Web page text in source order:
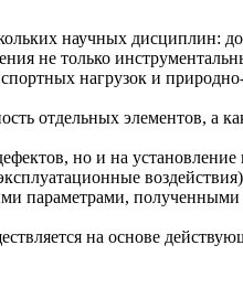
научных дисциплин:
не только
нагрузок и
отдельных элементов, а
но и на
параметрами,
на основе